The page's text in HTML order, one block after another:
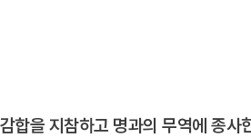
합을 지참하고 명과의 무역에 종사